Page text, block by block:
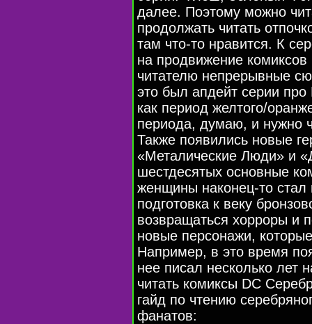
далее. Поэтому можно
продолжать читать
там что-то нравится. К
на продвижение
читателю непрерывные
это был апдейт серии про
как период желтого/
периода, думаю, и нужно
Также появились новые
«Металические Люди» и
шестдесятых основные
женщины наконец-то стал
подготовка к веку
возвращаться хорроры и
новые персонажи,
Например, в это время
нее писал несколько лет
читать комиксы DC
гайд по чтению
фанатов: